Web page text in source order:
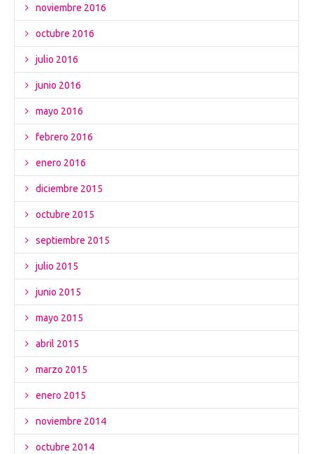
noviembre 2016
octubre 2016
julio 2016
junio 2016
mayo 2016
febrero 2016
enero 2016
diciembre 2015
octubre 2015
septiembre 2015
julio 2015
junio 2015
mayo 2015
abril 2015
marzo 2015
enero 2015
noviembre 2014
octubre 2014